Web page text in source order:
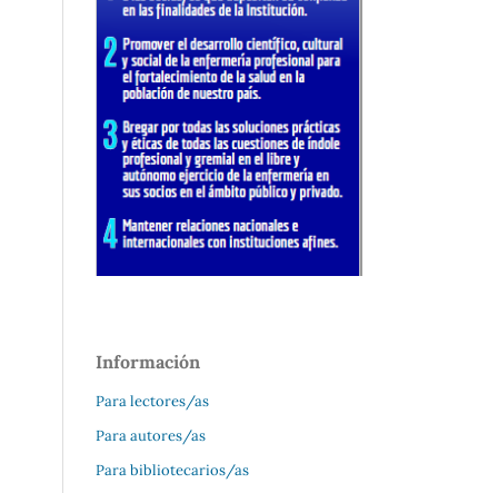
Información
Para lectores/as
Para autores/as
Para bibliotecarios/as